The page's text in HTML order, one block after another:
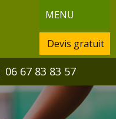
MENU
Devis gratuit
06 67 83 83 57